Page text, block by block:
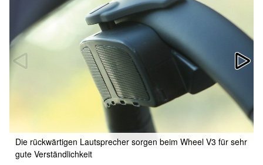
Die rückwärtigen Lautsprecher sorgen beim Wheel V3 für sehr
gute Verständlichkeit